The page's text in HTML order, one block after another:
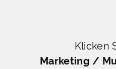
Klicken
Marketing /